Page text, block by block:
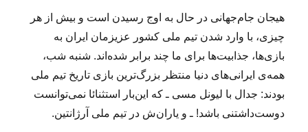
هیجان جام‌جهانی در حال به اوج رسیدن است و بیش از هر
چیزی، با وارد شدن تیم ملی کشور عزیزمان ایران به
بازی‌ها، جذابیت‌ها برای ما چند برابر شده‌اند. شنبه شب،
همه‌ی ایرانی‌های دنیا منتظر بزرگ‌ترین بازی تاریخ تیم ملی
بودند: جدال با لیونل مسی ـ که این‌بار استثنائا نمی‌توانست
دوست‌داشتنی باشد! ـ و یاران‌ش در تیم ملی آرژانتین.